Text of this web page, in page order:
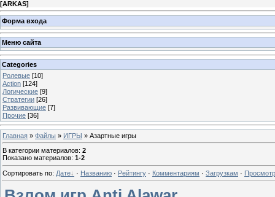
[ARKAS]
Форма входа
Меню сайта
Categories
Ролевые [10]
Action [124]
Логические [9]
Стратегии [26]
Развивающие [7]
Прочие [36]
Главная » Файлы » ИГРЫ » Азартные игры
В категории материалов: 2
Показано материалов: 1-2
Сортировать по: Дате · Названию · Рейтингу · Комментариям · Загрузкам ·